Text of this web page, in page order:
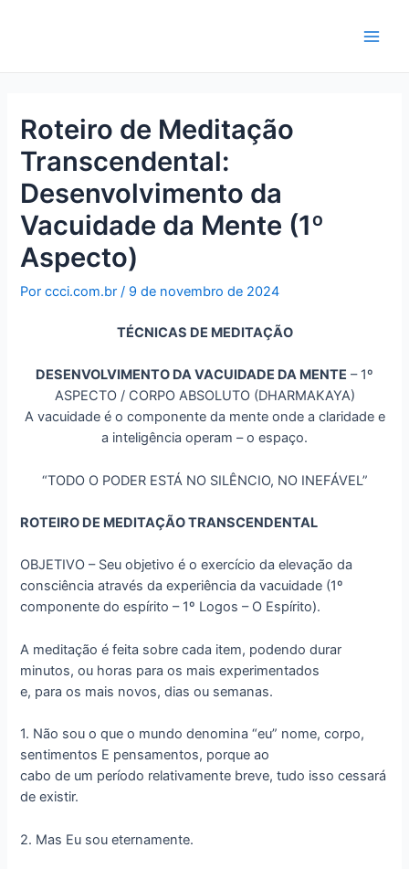
Roteiro de Meditação
Transcendental:
Desenvolvimento da
Vacuidade da Mente (1º
Aspecto)
Porccci.com.br/ 9 de novembro de 2024
TÉCNICAS DE MEDITAÇÃO
DESENVOLVIMENTO DA VACUIDADE DA MENTE – 1º
ASPECTO / CORPO ABSOLUTO (DHARMAKAYA)
A vacuidade é o componente da mente onde a claridade e
a inteligência operam – o espaço.
“TODO O PODER ESTÁ NO SILÊNCIO, NO INEFÁVEL”
ROTEIRO DE MEDITAÇÃO TRANSCENDENTAL
OBJETIVO – Seu objetivo é o exercício da elevação da
consciência através da experiência da vacuidade (1º
componente do espírito – 1º Logos – O Espírito).
A meditação é feita sobre cada item, podendo durar
minutos, ou horas para os mais experimentados
e, para os mais novos, dias ou semanas.
1. Não sou o que o mundo denomina “eu” nome, corpo,
sentimentos E pensamentos, porque ao
cabo de um período relativamente breve, tudo isso cessará
de existir.
2. Mas Eu sou eternamente.